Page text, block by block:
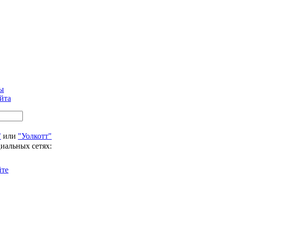
или "Уолкотт"
сетях: